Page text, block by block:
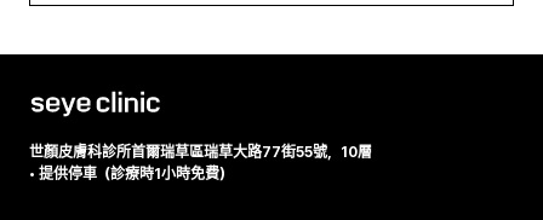
世顏皮膚科診所首爾瑞草區瑞草大路77街55號，10層
• 提供停車（診療時1小時免費）